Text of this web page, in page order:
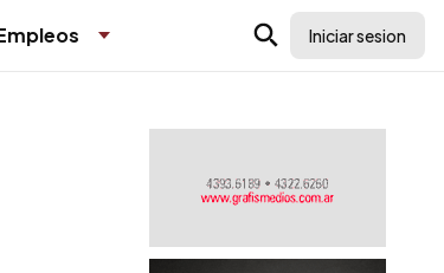
Iniciar sesion